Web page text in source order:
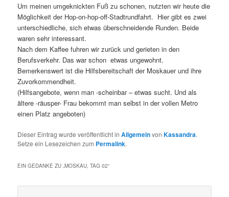
Um meinen umgeknickten Fuß zu schonen, nutzten wir heute die
Möglichkeit der Hop-on-hop-off-Stadtrundfahrt. Hier gibt es zwei
unterschiedliche, sich etwas überschneidende Runden. Beide
waren sehr interessant.
Nach dem Kaffee fuhren wir zurück und gerieten in den
Berufsverkehr. Das war schon etwas ungewohnt.
Bemerkenswert ist die Hilfsbereitschaft der Moskauer und ihre
Zuvorkommendheit.
(Hilfsangebote, wenn man -scheinbar – etwas sucht. Und als
ältere -räusper- Frau bekommt man selbst in der vollen Metro
einen Platz angeboten)
Dieser Eintrag wurde veröffentlicht inAllgemeinvonKassandra.
Setze ein Lesezeichen zum Permalink.
EIN GEDANKE ZU „MOSKAU, TAG 02“